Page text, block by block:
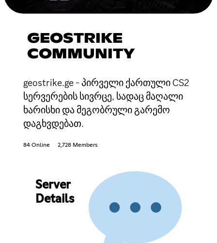
GEOSTRIKE
COMMUNITY
geostrike.ge - პირველი ქართული CS2
სერვერების სივრცე, სადაც მაღალი
ხარისხი და მეგობრული გარემო
დაგხვდებათ.
84 Online 2,728 Members
Server
Details